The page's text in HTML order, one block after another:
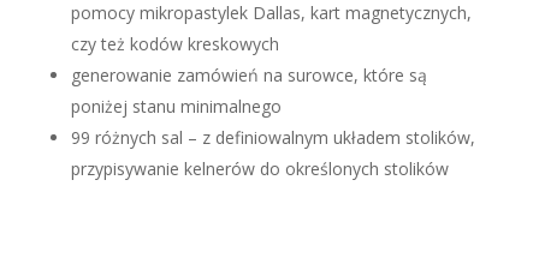
pomocy mikropastylek Dallas, kart magnetycznych,
czy też kodów kreskowych
generowanie zamówień na surowce, które są
poniżej stanu minimalnego
99 różnych sal – z definiowalnym układem stolików,
przypisywanie kelnerów do określonych stolików